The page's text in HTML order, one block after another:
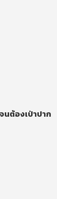
นต้องเป่าปาก